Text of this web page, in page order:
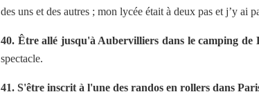
des uns et des autres ; mon lycée était à deux pas et j’y ai
40. Être allé jusqu'à Aubervilliers dans le camping de
spectacle.
41. S'être inscrit à l'une des randos en rollers dans